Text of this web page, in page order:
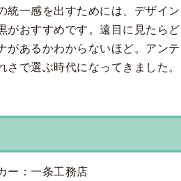
統一感を出すためには、デザイン
がおすすめです。遠目に見たらど
があるかわからないほど。アンテ
さで選ぶ時代になってきました。
ー：一条工務店